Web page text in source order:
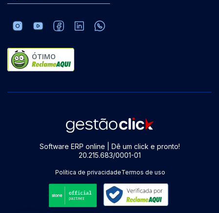
ÓTIMO
Software ERP online | Dê um click e pronto!
20.215.683/0001-01
Política de privacidadeTermos de uso